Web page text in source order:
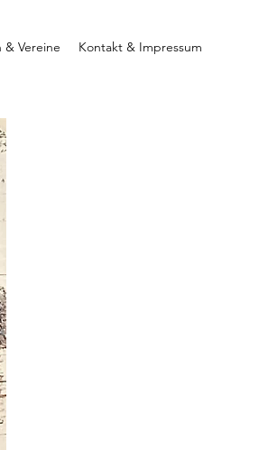
Vereine Kontakt & Impressum